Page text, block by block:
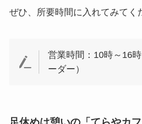
ぜひ、所要時間に入れてみてく
営業時間：10時～16
ーダー）